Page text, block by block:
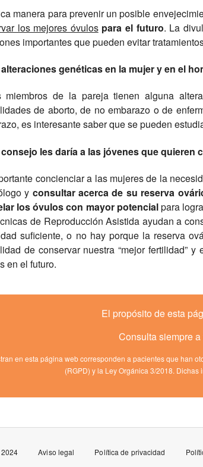
manera para prevenir un posible
los mejores óvulospara el futuro. La
importantes que pueden evitar
genéticas en la mujer y en el
miembros de la pareja tienen alguna
de aborto, de no embarazo o de
es interesante saber que se pueden
les daría a las jóvenes que
concienciar a las mujeres de la
y consultar acerca de su reserva
los óvulos con mayor potencialpara
de Reproducción Asistida ayudan a
suficiente, o no hay porque la reserva
de conservar nuestra “mejor fertilidad”
en el futuro.
El propósito de esta
Consulta siempre
en esta página web corresponden a pacientes que han
(RGPD) y la Ley Orgánica 3/2018.
Aviso legal Política de privacidad